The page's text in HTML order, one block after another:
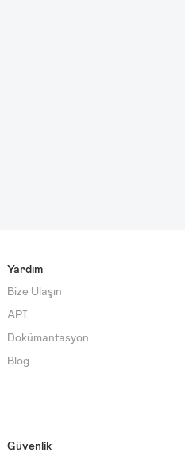
Yardım
Bize Ulaşın
API
Dokümantasyon
Blog
Güvenlik